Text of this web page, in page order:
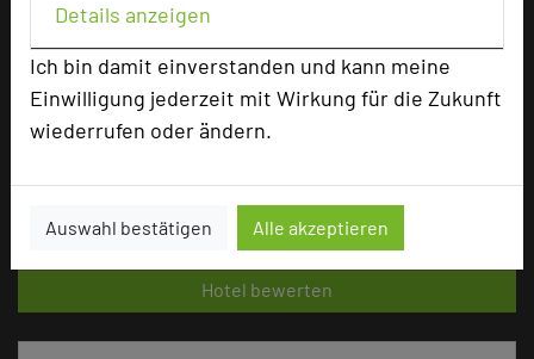
Details anzeigen
Ich bin damit einverstanden und kann meine
Einwilligung jederzeit mit Wirkung für die Zukunft
wiederrufen oder ändern.
Auswahl bestätigen Alle akzeptieren
Bewertung
Tagungsplaner
Tagungsteilnehmer
Hotel bewerten